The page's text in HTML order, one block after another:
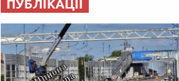
ПУБЛІКАЦІЇ